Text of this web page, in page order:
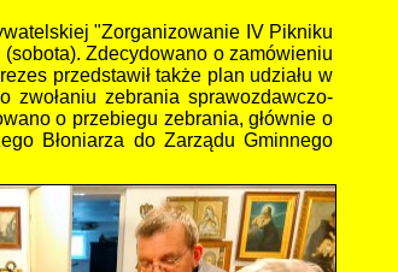
"Zorganizowanie IV Pikniku
Zdecydowano o zamówieniu
przedstawił także plan udziału w
zwołaniu zebrania sprawozdawczo-
o przebiegu zebrania, głównie o
Błoniarza do Zarządu Gminnego